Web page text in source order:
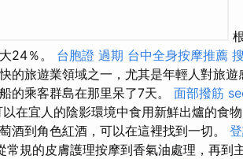
24％。 台胞證 過期 台中全身按摩推薦
的旅遊業領域之一，尤其是年輕人對旅遊
的乘客群島在那里呆了7天。 面部撥筋
在宜人的陰影環境中食用新鮮出爐的食
酒到角色紅酒，可以在這裡找到一切。
常規的皮膚護理按摩到香氣油處理，再到